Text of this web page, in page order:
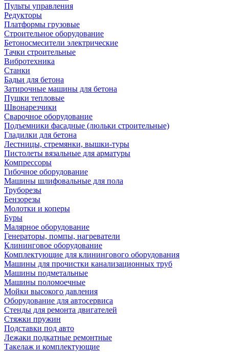
Пульты управления
Редукторы
Платформы грузовые
Строительное оборудование
Бетоносмесители электрические
Тачки строительные
Вибротехника
Станки
Бадьи для бетона
Затирочные машины для бетона
Пушки тепловые
Швонарезчики
Сварочное оборудование
Подъемники фасадные (люльки строительные)
Гладилки для бетона
Лестницы, стремянки, вышки-туры
Пистолеты вязальные для арматуры
Компрессоры
Гибочное оборудование
Машины шлифовальные для пола
Труборезы
Бензорезы
Молотки и коперы
Буры
Малярное оборудование
Генераторы, помпы, нагреватели
Клининговое оборудование
Комплектующие для клинингового оборудования
Машины для прочистки канализационных труб
Машины подметальные
Машины поломоечные
Мойки высокого давления
Оборудование для автосервиса
Стенды для ремонта двигателей
Стяжки пружин
Подставки под авто
Лежаки подкатные ремонтные
Такелаж и комплектующие